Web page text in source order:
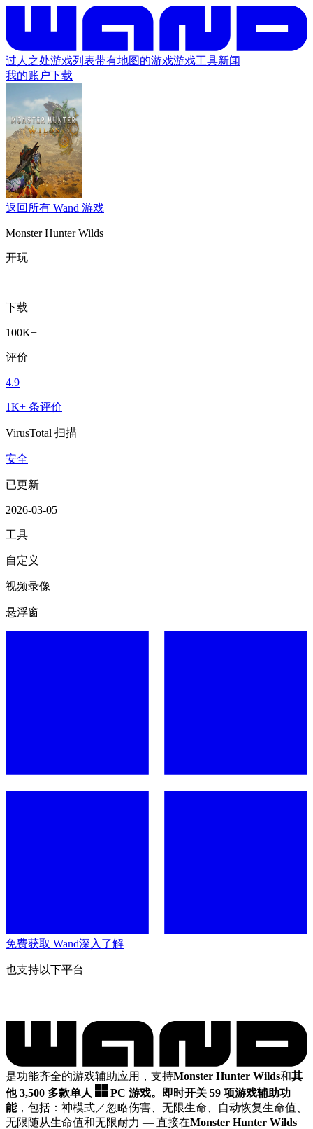
过人之处游戏列表带有地图的游戏游戏工具新闻
我的账户下载
返回所有 Wand 游戏
Monster Hunter Wilds
开玩
下载
100K+
评价
4.9
1K+ 条评价
VirusTotal 扫描
安全
已更新
2026-03-05
工具
自定义
视频录像
悬浮窗
免费获取 Wand深入了解
也支持以下平台
是功能齐全的游戏辅助应用，支持Monster Hunter Wilds和其
他 3,500 多款单人
PC 游戏。
即时开关 59 项游戏辅助功
能，包括：神模式／忽略伤害、无限生命、自动恢复生命值、
无限随从生命值和无限耐力 — 直接在Monster Hunter Wilds